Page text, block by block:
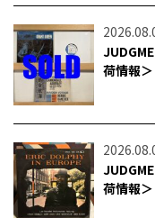
荷情報
荷情報